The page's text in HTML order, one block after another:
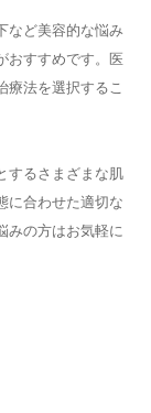
など美容的な悩み
おすすめです。医
療法を選択するこ
するさまざまな肌
に合わせた適切な
みの方はお気軽に